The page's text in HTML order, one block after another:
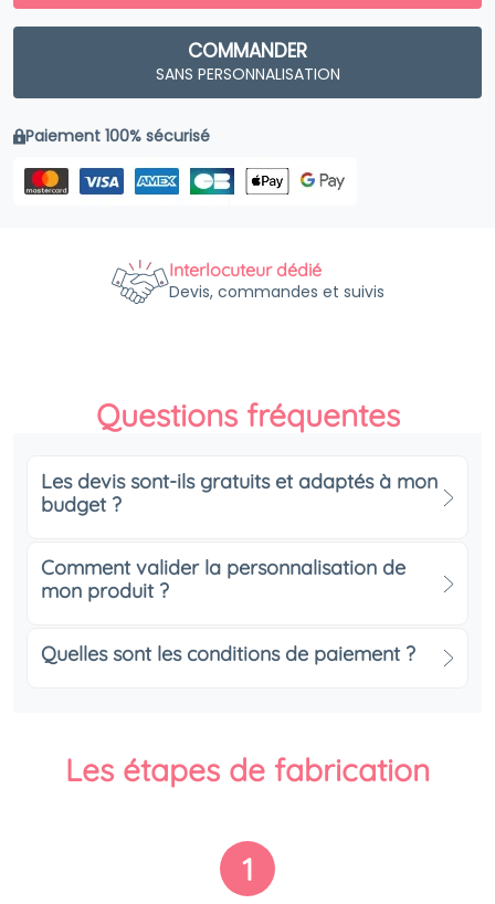
COMMANDER
SANS PERSONNALISATION
Paiement 100% sécurisé
Interlocuteur dédié
Devis, commandes et suivis
Questions fréquentes
Les devis sont-ils gratuits et adaptés à mon
budget ?
Comment valider la personnalisation de
mon produit ?
Quelles sont les conditions de paiement ?
Les étapes de fabrication
1